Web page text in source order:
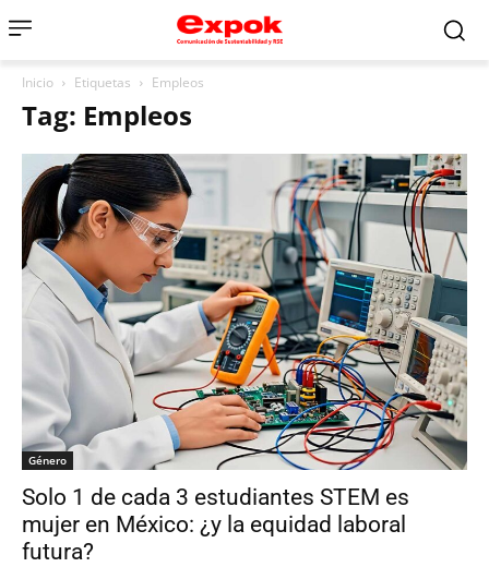
Inicio Etiquetas Empleos
Tag: Empleos
Género
Solo 1 de cada 3 estudiantes STEM es
mujer en México: ¿y la equidad laboral
futura?